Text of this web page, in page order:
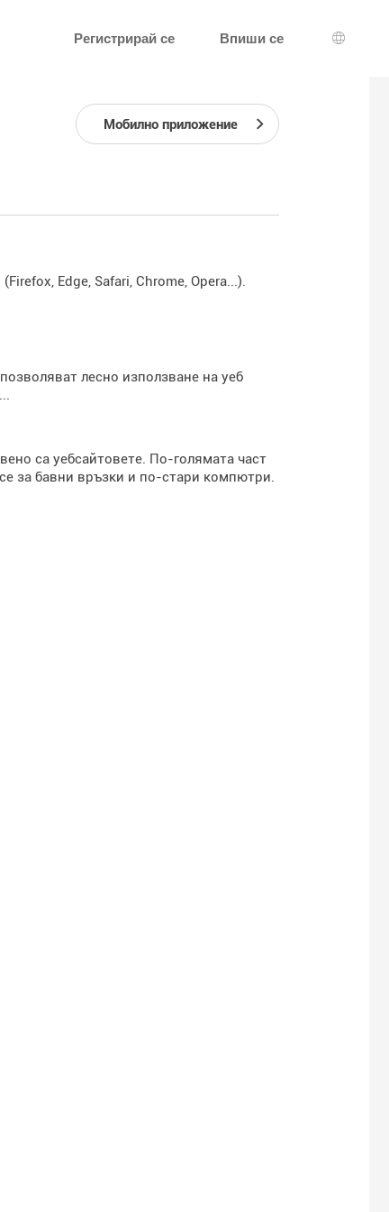
Регистрирай се Впиши се
Избор
Мобилно приложение
Edge, Safari, Chrome, Opera...).
лесно използване на уеб
са уебсайтовете. По-голямата част
за бавни връзки и по-стари компютри.